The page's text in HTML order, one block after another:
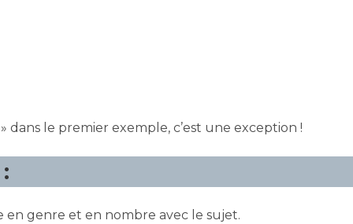
» dans le premier exemple, c’est une exception !
en genre et en nombre avec le sujet.